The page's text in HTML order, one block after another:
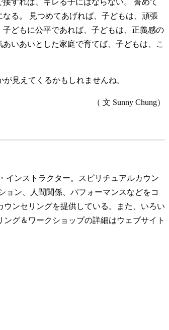
る。 見つめてあげれば、子どもは、頑張
どもに公平であれば、子どもは、正義感の
いあいとした家庭で育てば、子どもは、こ
見えてくるかもしれませんね。
（ 文 Sunny Chung）
インストラクター。スピリチュアルカウン
ョン、人間関係、パフォーマンスなどをコ
ンセリングを提供している。また、いろい
グ＆ワークショップの詳細はウェブサイト